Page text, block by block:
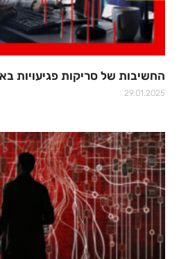
החשיבות של סריקות פגיעויות
29.01.2025